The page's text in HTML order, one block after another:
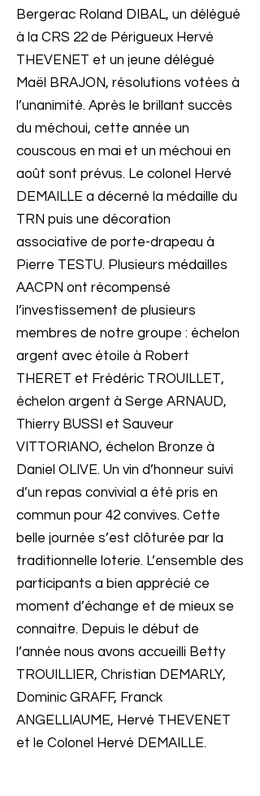
Bergerac Roland DIBAL, un délégué
à la CRS 22 de Périgueux Hervé
THEVENET et un jeune délégué
Maël BRAJON, résolutions votées à
l’unanimité. Après le brillant succès
du méchoui, cette année un
couscous en mai et un méchoui en
août sont prévus. Le colonel Hervé
DEMAILLE a décerné la médaille du
TRN puis une décoration
associative de porte-drapeau à
Pierre TESTU. Plusieurs médailles
AACPN ont récompensé
l’investissement de plusieurs
membres de notre groupe : échelon
argent avec étoile à Robert
THERET et Frédéric TROUILLET,
échelon argent à Serge ARNAUD,
Thierry BUSSI et Sauveur
VITTORIANO, échelon Bronze à
Daniel OLIVE. Un vin d’honneur suivi
d’un repas convivial a été pris en
commun pour 42 convives. Cette
belle journée s’est clôturée par la
traditionnelle loterie. L’ensemble des
participants a bien apprécié ce
moment d’échange et de mieux se
connaitre. Depuis le début de
l’année nous avons accueilli Betty
TROUILLIER, Christian DEMARLY,
Dominic GRAFF, Franck
ANGELLIAUME, Hervé THEVENET
et le Colonel Hervé DEMAILLE.